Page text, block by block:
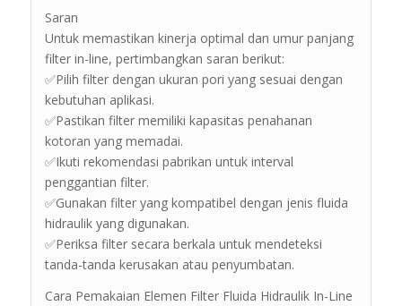
Saran
Untuk memastikan kinerja optimal dan umur panjang
filter in-line, pertimbangkan saran berikut:
✅Pilih filter dengan ukuran pori yang sesuai dengan
kebutuhan aplikasi.
✅Pastikan filter memiliki kapasitas penahanan
kotoran yang memadai.
✅Ikuti rekomendasi pabrikan untuk interval
penggantian filter.
✅Gunakan filter yang kompatibel dengan jenis fluida
hidraulik yang digunakan.
✅Periksa filter secara berkala untuk mendeteksi
tanda-tanda kerusakan atau penyumbatan.
Cara Pemakaian Elemen Filter Fluida Hidraulik In-Line